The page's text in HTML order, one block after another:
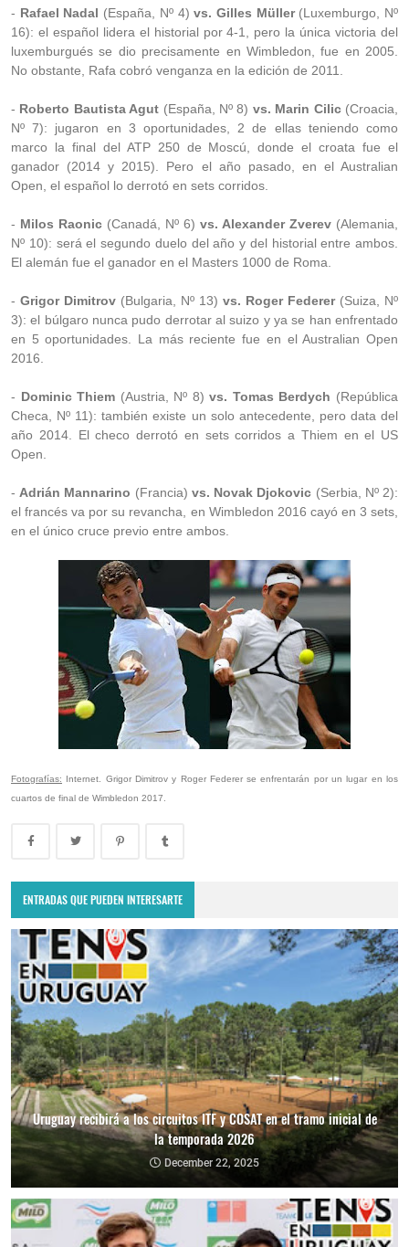
- Rafael Nadal (España, Nº 4)vs. Gilles Müller(Luxemburgo, Nº
16): el español lidera el historial por 4-1, pero la única victoria del
luxemburgués se dio precisamente en Wimbledon, fue en 2005.
No obstante, Rafa cobró venganza en la edición de 2011.
- Roberto Bautista Agut (España, Nº 8) vs. Marin Cilic(Croacia,
Nº 7): jugaron en 3 oportunidades, 2 de ellas teniendo como
marco la final del ATP 250 de Moscú, donde el croata fue el
ganador (2014 y 2015). Pero el año pasado, en el Australian
Open, el español lo derrotó en sets corridos.
- Milos Raonic (Canadá, Nº 6) vs. Alexander Zverev (Alemania,
Nº 10): será el segundo duelo del año y del historial entre ambos.
El alemán fue el ganador en el Masters 1000 de Roma.
- Grigor Dimitrov (Bulgaria, Nº 13) vs. Roger Federer(Suiza, Nº
3): el búlgaro nunca pudo derrotar al suizo y ya se han enfrentado
en 5 oportunidades. La más reciente fue en el Australian Open
2016.
- Dominic Thiem (Austria, Nº 8)vs. Tomas Berdych (República
Checa, Nº 11): también existe un solo antecedente, pero data del
año 2014. El checo derrotó en sets corridos a Thiem en el US
Open.
- Adrián Mannarino (Francia) vs. Novak Djokovic (Serbia, Nº 2):
el francés va por su revancha, en Wimbledon 2016 cayó en 3 sets,
en el único cruce previo entre ambos.
Fotografías: Internet. Grigor Dimitrov y Roger Federer se enfrentarán por un lugar en los
cuartos de final de Wimbledon 2017.
ENTRADAS QUE PUEDEN INTERESARTE
Uruguay recibirá a los circuitos ITF y COSAT en el tramo inicial de
la temporada 2026
December 22, 2025